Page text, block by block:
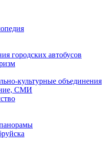
городских автобусов
культурные объединения
СМИ